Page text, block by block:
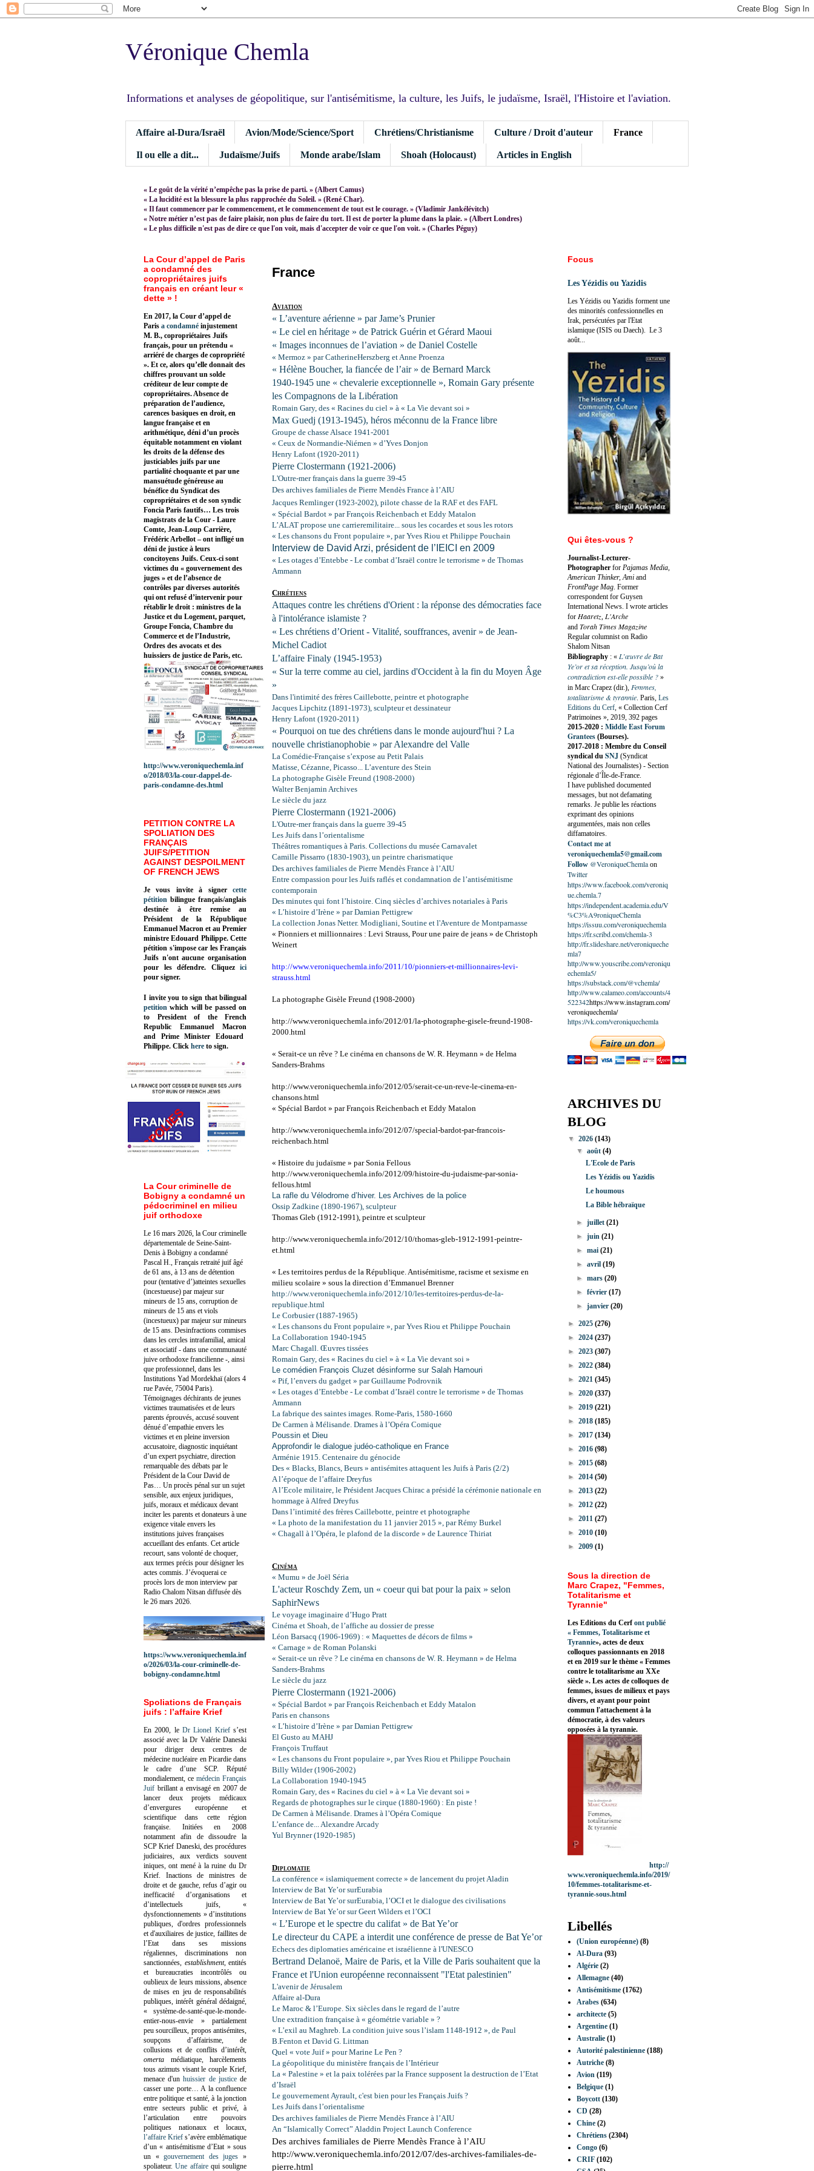
Véronique Chemla
Informations et analyses de géopolitique, sur l'antisémitisme, la culture, les Juifs, le judaïsme, Israël, l'Histoire et l'aviation.
Affaire al-Dura/Israël Avion/Mode/Science/Sport Chrétiens/Christianisme Culture / Droit d'auteur France
Il ou elle a dit... Judaïsme/Juifs Monde arabe/Islam Shoah (Holocaust) Articles in English
« Le goût de la vérité n’empêche pas la prise de parti. » (Albert Camus)
« La lucidité est la blessure la plus rapprochée du Soleil. » (René Char).
« Il faut commencer par le commencement, et le commencement de tout est le courage. » (Vladimir Jankélévitch)
« Notre métier n’est pas de faire plaisir, non plus de faire du tort. Il est de porter la plume dans la plaie. » (Albert Londres)
« Le plus difficile n'est pas de dire ce que l'on voit, mais d'accepter de voir ce que l'on voit. » (Charles Péguy)
France
Aviation
« L’aventure aérienne » par Jame’s Prunier
« Le ciel en héritage » de Patrick Guérin et Gérard Maoui
« Images inconnues de l’aviation » de Daniel Costelle
« Mermoz » par CatherineHerszberg et Anne Proenza
« Hélène Boucher, la fiancée de l’air » de Bernard Marck
1940-1945 une « chevalerie exceptionnelle », Romain Gary présente
les Compagnons de la Libération
Romain Gary, des « Racines du ciel » à « La Vie devant soi »
Max Guedj (1913-1945), héros méconnu de la France libre
Groupe de chasse Alsace 1941-2001
« Ceux de Normandie-Niémen » d’Yves Donjon
Henry Lafont (1920-2011)
Pierre Clostermann (1921-2006)
L'Outre-mer français dans la guerre 39-45
Des archives familiales de Pierre Mendès France à l’AIU
Jacques Remlinger (1923-2002), pilote chasse de la RAF et des FAFL
« Spécial Bardot » par François Reichenbach et Eddy Matalon
L’ALAT propose une carrieremilitaire... sous les cocardes et sous les rotors
« Les chansons du Front populaire », par Yves Riou et Philippe Pouchain
Interview de David Arzi, président de l’IEICI en 2009
« Les otages d’Entebbe - Le combat d’Israël contre le terrorisme » de Thomas
Ammann
Chrétiens
Attaques contre les chrétiens d'Orient : la réponse des démocraties face
à l'intolérance islamiste ?
« Les chrétiens d’Orient - Vitalité, souffrances, avenir » de Jean-
Michel Cadiot
L’affaire Finaly (1945-1953)
« Sur la terre comme au ciel, jardins d'Occident à la fin du Moyen Âge
»
Dans l'intimité des frères Caillebotte, peintre et photographe
Jacques Lipchitz (1891-1973), sculpteur et dessinateur
Henry Lafont (1920-2011)
« Pourquoi on tue des chrétiens dans le monde aujourd'hui ? La
nouvelle christianophobie » par Alexandre del Valle
La Comédie-Française s’expose au Petit Palais
Matisse, Cézanne, Picasso... L’aventure des Stein
La photographe Gisèle Freund (1908-2000)
Walter Benjamin Archives
Le siècle du jazz
Pierre Clostermann (1921-2006)
L'Outre-mer français dans la guerre 39-45
Les Juifs dans l’orientalisme
Théâtres romantiques à Paris. Collections du musée Carnavalet
Camille Pissarro (1830-1903), un peintre charismatique
Des archives familiales de Pierre Mendès France à l’AIU
Entre compassion pour les Juifs raflés et condamnation de l’antisémitisme
contemporain
Des minutes qui font l’histoire. Cinq siècles d’archives notariales à Paris
« L’histoire d’Irène » par Damian Pettigrew
La collection Jonas Netter. Modigliani, Soutine et l'Aventure de Montparnasse
« Pionniers et millionnaires : Levi Strauss, Pour une paire de jeans » de Christoph
Weinert
http://www.veroniquechemla.info/2011/10/pionniers-et-millionnaires-levi-
strauss.html
La photographe Gisèle Freund (1908-2000)
http://www.veroniquechemla.info/2012/01/la-photographe-gisele-freund-1908-
2000.html
« Serait-ce un rêve ? Le cinéma en chansons de W. R. Heymann » de Helma
Sanders-Brahms
http://www.veroniquechemla.info/2012/05/serait-ce-un-reve-le-cinema-en-
chansons.html
« Spécial Bardot » par François Reichenbach et Eddy Matalon
http://www.veroniquechemla.info/2012/07/special-bardot-par-francois-
reichenbach.html
« Histoire du judaïsme » par Sonia Fellous
http://www.veroniquechemla.info/2012/09/histoire-du-judaisme-par-sonia-
fellous.html
La rafle du Vélodrome d’hiver. Les Archives de la police
Ossip Zadkine (1890-1967), sculpteur
Thomas Gleb (1912-1991), peintre et sculpteur
http://www.veroniquechemla.info/2012/10/thomas-gleb-1912-1991-peintre-
et.html
« Les territoires perdus de la République. Antisémitisme, racisme et sexisme en
milieu scolaire » sous la direction d’Emmanuel Brenner
http://www.veroniquechemla.info/2012/10/les-territoires-perdus-de-la-
republique.html
Le Corbusier (1887-1965)
« Les chansons du Front populaire », par Yves Riou et Philippe Pouchain
La Collaboration 1940-1945
Marc Chagall. Œuvres tissées
Romain Gary, des « Racines du ciel » à « La Vie devant soi »
Le comédien François Cluzet désinforme sur Salah Hamouri
« Pif, l’envers du gadget » par Guillaume Podrovnik
« Les otages d’Entebbe - Le combat d’Israël contre le terrorisme » de Thomas
Ammann
La fabrique des saintes images. Rome-Paris, 1580-1660
De Carmen à Mélisande. Drames à l’Opéra Comique
Poussin et Dieu
Approfondir le dialogue judéo-catholique en France
Arménie 1915. Centenaire du génocide
Des « Blacks, Blancs, Beurs » antisémites attaquent les Juifs à Paris (2/2)
A l’époque de l’affaire Dreyfus
A l’Ecole militaire, le Président Jacques Chirac a présidé la cérémonie nationale en
hommage à Alfred Dreyfus
Dans l’intimité des frères Caillebotte, peintre et photographe
« La photo de la manifestation du 11 janvier 2015 », par Rémy Burkel
« Chagall à l’Opéra, le plafond de la discorde » de Laurence Thiriat
Cinéma
« Mumu » de Joël Séria
L'acteur Roschdy Zem, un « coeur qui bat pour la paix » selon
SaphirNews
Le voyage imaginaire d’Hugo Pratt
Cinéma et Shoah, de l’affiche au dossier de presse
Léon Barsacq (1906-1969) : « Maquettes de décors de films »
« Carnage » de Roman Polanski
« Serait-ce un rêve ? Le cinéma en chansons de W. R. Heymann » de Helma
Sanders-Brahms
Le siècle du jazz
Pierre Clostermann (1921-2006)
« Spécial Bardot » par François Reichenbach et Eddy Matalon
Paris en chansons
« L’histoire d’Irène » par Damian Pettigrew
El Gusto au MAHJ
François Truffaut
« Les chansons du Front populaire », par Yves Riou et Philippe Pouchain
Billy Wilder (1906-2002)
La Collaboration 1940-1945
Romain Gary, des « Racines du ciel » à « La Vie devant soi »
Regards de photographes sur le cirque (1880-1960) : En piste !
De Carmen à Mélisande. Drames à l’Opéra Comique
L’enfance de... Alexandre Arcady
Yul Brynner (1920-1985)
Diplomatie
La conférence « islamiquement correcte » de lancement du projet Aladin
Interview de Bat Ye’or surEurabia
Interview de Bat Ye’or surEurabia, l’OCI et le dialogue des civilisations
Interview de Bat Ye’or sur Geert Wilders et l’OCI
« L’Europe et le spectre du califat » de Bat Ye’or
Le directeur du CAPE a interdit une conférence de presse de Bat Ye’or
Echecs des diplomaties américaine et israélienne à l'UNESCO
Bertrand Delanoë, Maire de Paris, et la Ville de Paris souhaitent que la
France et l'Union européenne reconnaissent "l'Etat palestinien"
L'avenir de Jérusalem
Affaire al-Dura
Le Maroc & l’Europe. Six siècles dans le regard de l’autre
Une extradition française à « géométrie variable » ?
« L’exil au Maghreb. La condition juive sous l’islam 1148-1912 », de Paul
B.Fenton et David G. Littman
Quel « vote Juif » pour Marine Le Pen ?
La géopolitique du ministère français de l’Intérieur
La « Palestine » et la paix tolérées par la France supposent la destruction de l’Etat
d’Israël
Le gouvernement Ayrault, c'est bien pour les Français Juifs ?
Les Juifs dans l’orientalisme
Des archives familiales de Pierre Mendès France à l’AIU
An “Islamically Correct” Aladdin Project Launch Conference
Des archives familiales de Pierre Mendès France à l’AIU
http://www.veroniquechemla.info/2012/07/des-archives-familiales-de-
pierre.html
La Cour d’appel de Paris
a condamné des
copropriétaires juifs
français en créant leur «
dette » !
En 2017, la Cour d’appel de
Paris a condamné injustement
M. B., copropriétaires Juifs
français, pour un prétendu «
arriéré de charges de copropriété
». Et ce, alors qu’elle donnait des
chiffres prouvant un solde
créditeur de leur compte de
copropriétaires. Absence de
préparation de l’audience,
carences basiques en droit, en
langue française et en
arithmétique, déni d’un procès
équitable notamment en violant
les droits de la défense des
justiciables juifs par une
partialité choquante et par une
mansuétude généreuse au
bénéfice du Syndicat des
copropriétaires et de son syndic
Foncia Paris fautifs… Les trois
magistrats de la Cour - Laure
Comte, Jean-Loup Carrière,
Frédéric Arbellot – ont infligé un
déni de justice à leurs
concitoyens Juifs. Ceux-ci sont
victimes du « gouvernement des
juges » et de l’absence de
contrôles par diverses autorités
qui ont refusé d’intervenir pour
rétablir le droit : ministres de la
Justice et du Logement, parquet,
Groupe Foncia, Chambre du
Commerce et de l’Industrie,
Ordres des avocats et des
huissiers de justice de Paris, etc.
http://www.veroniquechemla.inf
o/2018/03/la-cour-dappel-de-
paris-condamne-des.html
PETITION CONTRE LA
SPOLIATION DES
FRANÇAIS
JUIFS/PETITION
AGAINST DESPOILMENT
OF FRENCH JEWS
Je vous invite à signer cette
pétition bilingue français/anglais
destinée à être remise au
Président de la République
Emmanuel Macron et au Premier
ministre Edouard Philippe. Cette
pétition s'impose car les Français
Juifs n'ont aucune organisation
pour les défendre. Cliquez
ici
pour signer.
I invite you to sign that bilingual
petition which will be passed on
to President of the French
Republic Emmanuel Macron
and Prime Minister Edouard
Philippe. Click here to sign.
La Cour criminelle de
Bobigny a condamné un
pédocriminel en milieu
juif orthodoxe
Le 16 mars 2026, la Cour criminelle
départementale de Seine-Saint-
Denis à Bobigny a condamné
Pascal H., Français retraité juif âgé
de 61 ans, à 13 ans de détention
pour (tentative d’)atteintes sexuelles
(incestueuse) par majeur sur
mineurs de 15 ans, corruption de
mineurs de 15 ans et viols
(incestueux) par majeur sur mineurs
de 15 ans. Desinfractions commises
dans les cercles intrafamilial, amical
et associatif - dans une communauté
juive orthodoxe francilienne -, ainsi
que professionnel, dans les
Institutions Yad Mordekhaï (alors 4
rue Pavée, 75004 Paris).
Témoignages déchirants de jeunes
victimes traumatisées et de leurs
parents éprouvés, accusé souvent
dénué d’empathie envers les
victimes et en pleine inversion
accusatoire, diagnostic inquiétant
d’un expert psychiatre, direction
remarquable des débats par le
Président de la Cour David de
Pas… Un procès pénal sur un sujet
sensible, aux enjeux juridiques,
juifs, moraux et médicaux devant
inciter les parents et donateurs à une
exigence vitale envers les
institutions juives françaises
accueillant des enfants. Cet article
recourt, sans volonté de choquer,
aux termes précis pour désigner les
actes commis. J’évoquerai ce
procès lors de mon interview par
Radio Chalom Nitsan diffusée dès
le 26 mars 2026.
https://www.veroniquechemla.inf
o/2026/03/la-cour-criminelle-de-
bobigny-condamne.html
Spoliations de Français
juifs : l’affaire Krief
En 2000, le Dr Lionel Kriefs’est
associé avec la Dr Valérie Daneski
pour diriger deux centres de
médecine nucléaire en Picardie dans
le cadre d’une SCP. Réputé
mondialement, ce médecin Français
Juif brillant a envisagé en 2007 de
lancer deux projets médicaux
d’envergures européenne et
scientifique dans cette région
française. Initiées en 2008
notamment afin de dissoudre la
SCP Krief Daneski, des procédures
judiciaires, aux verdicts souvent
iniques, ont mené à la ruine du Dr
Krief. Inactions de ministres de
droite et de gauche, refus d’agir ou
inefficacité d’organisations et
d’intellectuels juifs, «
dysfonctionnements » d’institutions
publiques, d'ordres professionnels
et d'auxiliaires de justice, faillites de
l’Etat dans ses missions
régaliennes, discriminations non
sanctionnées, establishment, entités
et bureaucraties incontrôlés ou
oublieux de leurs missions, absence
de mises en jeu de responsabilités
publiques, intérêt général dédaigné,
« système-de-santé-que-le-monde-
entier-nous-envie » partialement
peu sourcilleux, propos antisémites,
soupçons d’affairisme, de
collusions et de conflits d’intérêt,
omerta médiatique, harcèlements
tous azimuts visant le couple Krief,
menace d'unhuissier de justicede
casser une porte… A la confluence
entre politique et santé, à la jonction
entre secteurs public et privé, à
l’articulation entre pouvoirs
politiques nationaux et locaux,
l’affaire Krief s’avère emblématique
d’un « antisémitisme d’Etat » sous
un «gouvernement des juges »
spoliateur.Une affairequi souligne
Focus
Les Yézidis ou Yazidis
Les Yézidis ou Yazidis forment une
des minorités confessionnelles en
Irak, persécutées par l'Etat
islamique (ISIS ou Daech). Le 3
août...
Qui êtes-vous ?
Journalist-Lecturer-
Photographer for Pajamas Media,
American Thinker, Ami and
FrontPage Mag. Former
correspondent for Guysen
International News. I wrote articles
for Haaretz, L'Arche
and Torah Times Magazine
Regular columnist on Radio
Shalom Nitsan
Bibliography : « L’œuvre de Bat
Ye’or et sa réception. Jusqu’où la
contradiction est-elle possible ? »
in Marc Crapez (dir.), Femmes,
totalitarisme & tyrannie. Paris, Les
Editions du Cerf, « Collection Cerf
Patrimoines », 2019, 392 pages
2015-2020 : Middle East Forum
Grantees (Bourses).
2017-2018 : Membre du Conseil
syndical du SNJ (Syndicat
National des Journalistes) - Section
régionale d’Île-de-France.
I have published documented
messages, but not defamating
remarks. Je publie les réactions
exprimant des opinions
argumentées, mais non celles
diffamatoires.
Contact me at
veroniquechemla5@gmail.com
Follow @VeroniqueChemlaon
Twitter
https://www.facebook.com/veroniq
ue.chemla.7
https://independent.academia.edu/V
%C3%A9roniqueChemla
https://issuu.com/veroniquechemla
https://fr.scribd.com/chemla-3
http://fr.slideshare.net/veroniqueche
mla7
http://www.youscribe.com/veroniqu
echemla5/
https://substack.com/@vchemla/
http://www.calameo.com/accounts/4
522342https://www.instagram.com/
veroniquechemla/
https://vk.com/veroniquechemla
ARCHIVES DU
BLOG
▼ 2026 (143)
▼août(4)
L'Ecole de Paris
Les Yézidis ou Yazidis
Le houmous
La Bible hébraïque
►juillet(21)
►juin(21)
►mai(21)
►avril(19)
►mars(20)
►février(17)
►janvier(20)
► 2025 (276)
► 2024 (237)
► 2023 (307)
► 2022 (384)
► 2021 (345)
► 2020 (337)
► 2019 (221)
► 2018 (185)
► 2017 (134)
► 2016 (98)
► 2015 (68)
► 2014 (50)
► 2013 (22)
► 2012 (22)
► 2011 (27)
► 2010 (10)
► 2009 (1)
Sous la direction de
Marc Crapez, "Femmes,
Totalitarisme et
Tyrannie"
Les Editions du Cerfont publié
« Femmes, Totalitarisme et
Tyrannie», actes de deux
colloques passionnants en 2018
et en 2019 sur le thème « Femmes
contre le totalitarisme au XXe
siècle ». Les actes de colloques de
femmes, issues de milieux et pays
divers, et ayant pour point
commun l'attachement à la
démocratie, à des valeurs
opposées à la tyrannie.
http://
www.veroniquechemla.info/2019/
10/femmes-totalitarisme-et-
tyrannie-sous.html
Libellés
(Union européenne) (8)
Al-Dura (93)
Algérie (2)
Allemagne (40)
Antisémitisme (1762)
Arabes (634)
architecte (5)
Argentine (1)
Australie (1)
Autorité palestinienne (188)
Autriche (8)
Avion (119)
Belgique (1)
Boycott (130)
CD (28)
Chine (2)
Chrétiens (2304)
Congo (6)
CRIF (102)